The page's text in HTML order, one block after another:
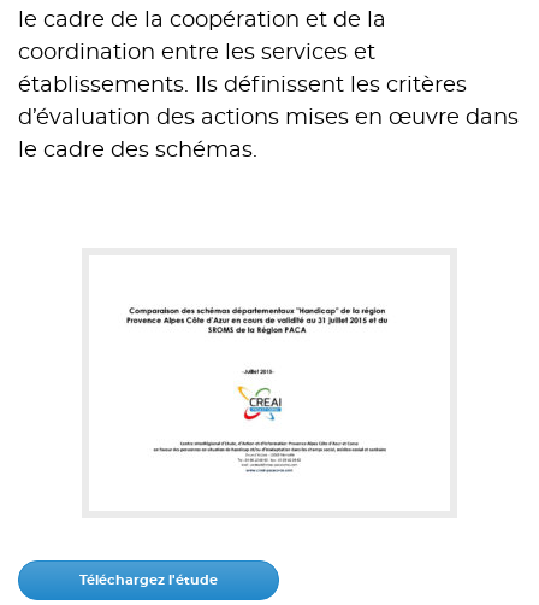
le cadre de la coopération et de la
coordination entre les services et
établissements. Ils définissent les critères
d’évaluation des actions mises en œuvre dans
le cadre des schémas.
Téléchargez l'étude